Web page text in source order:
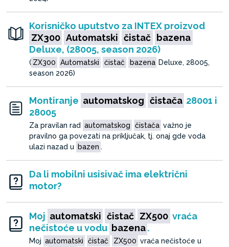
Korisničko uputstvo za INTEX proizvod
ZX300 Automatski čistač
bazena
Deluxe, (28005, season 2026)
( ZX300 Automatski čistač bazena Deluxe, 28005,
season 2026)
Montiranje automatskog čistača 28001 i
28005
Za pravilan rad automatskog čistača važno je
pravilno ga povezati na priključak, tj. onaj gde voda
ulazi nazad u
bazen .
Da li mobilni usisivač ima električni
motor?
Moj automatski čistač ZX500 vraća
nečistoće u vodu bazena .
Moj automatski čistač ZX500 vraća nečistoće u